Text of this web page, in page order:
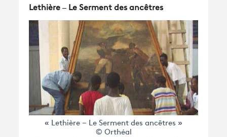
Lethière – Le Serment des ancêtres
« Lethière – Le Serment des ancêtres »
© Orthéal